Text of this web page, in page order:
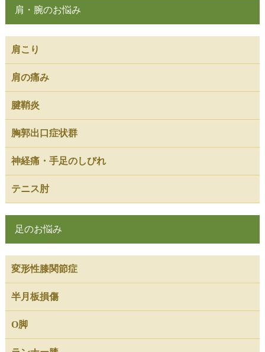
肩・腕のお悩み
肩こり
肩の痛み
腱鞘炎
胸郭出口症状群
神経痛・手足のしびれ
テニス肘
足のお悩み
変形性膝関節症
半月板損傷
O脚